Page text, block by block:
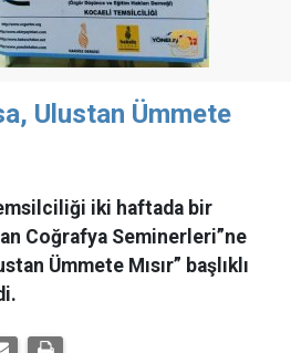
Ulustan Ümmete
iki haftada bir
Coğrafya Seminerleri”ne
Ümmete Mısır” başlıklı